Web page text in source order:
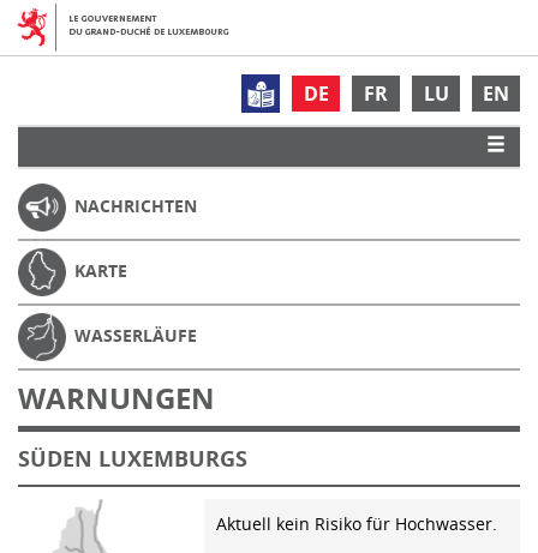
DE FR LU EN
NACHRICHTEN
KARTE
WASSERLÄUFE
WARNUNGEN
SÜDEN LUXEMBURGS
Aktuell kein Risiko für Hochwasser.